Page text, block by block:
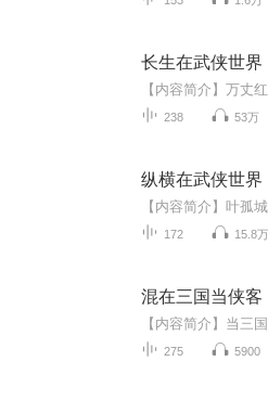
长生在武侠世界
238 53万
纵横在武侠世界
172 15.8万
混在三国当侠客
275 5900